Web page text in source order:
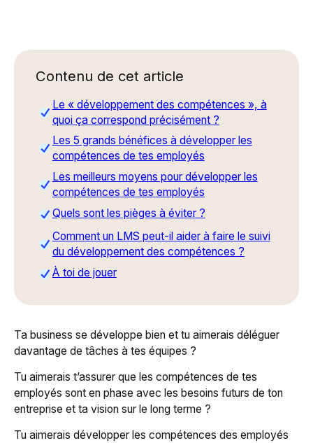
Contenu de cet article
Le « développement des compétences », à
quoi ça correspond précisément ?
Les 5 grands bénéfices à développer les
compétences de tes employés
Les meilleurs moyens pour développer les
compétences de tes employés
Quels sont les pièges à éviter ?
Comment un LMS peut-il aider à faire le suivi
du développement des compétences ?
À toi de jouer
Ta business se développe bien et tu aimerais déléguer
davantage de tâches à tes équipes ?
Tu aimerais t’assurer que les compétences de tes
employés sont en phase avec les besoins futurs de ton
entreprise et ta vision sur le long terme ?
Tu aimerais développer les compétences des employés